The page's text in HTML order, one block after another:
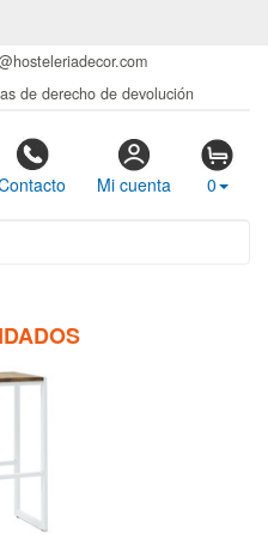
de derecho de devolución
Mi cuenta 0